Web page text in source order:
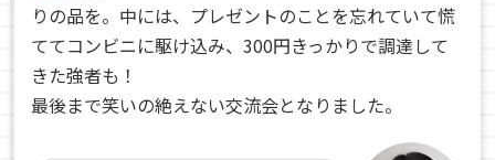
りの品を。中には、プレゼントのことを忘れていて慌
ててコンビニに駆け込み、300円きっかりで調達して
きた強者も！
最後まで笑いの絶えない交流会となりました。